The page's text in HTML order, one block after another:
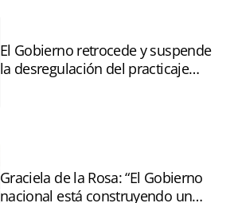
El Gobierno retrocede y suspende
la desregulación del practicaje
Graciela de la Rosa: “El Gobierno
nacional está construyendo un